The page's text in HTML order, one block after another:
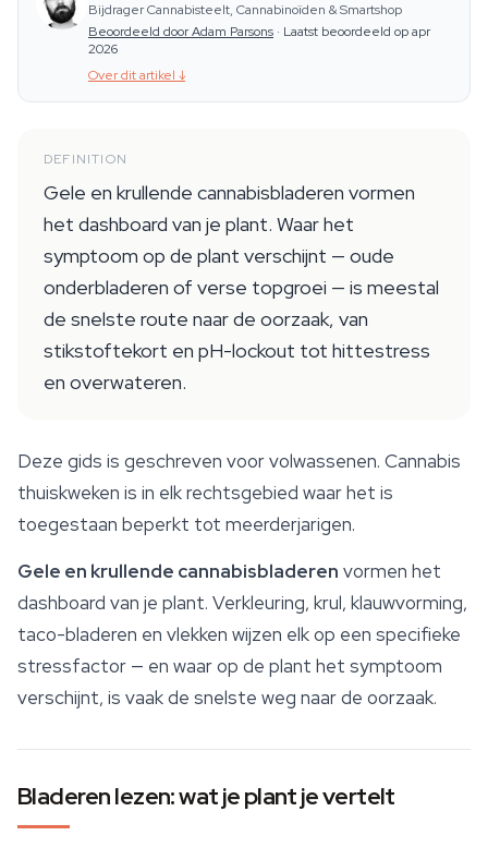
Bijdrager Cannabisteelt, Cannabinoïden & Smartshop
Beoordeeld door Adam Parsons · Laatst beoordeeld op apr
2026
Over dit artikel ↓
DEFINITION
Gele en krullende cannabisbladeren vormen
het dashboard van je plant. Waar het
symptoom op de plant verschijnt — oude
onderbladeren of verse topgroei — is meestal
de snelste route naar de oorzaak, van
stikstoftekort en pH-lockout tot hittestress
en overwateren.
Deze gids is geschreven voor volwassenen. Cannabis
thuiskweken is in elk rechtsgebied waar het is
toegestaan beperkt tot meerderjarigen.
Gele en krullende cannabisbladeren vormen het
dashboard van je plant. Verkleuring, krul, klauwvorming,
taco-bladeren en vlekken wijzen elk op een specifieke
stressfactor — en waar op de plant het symptoom
verschijnt, is vaak de snelste weg naar de oorzaak.
Bladeren lezen: wat je plant je vertelt